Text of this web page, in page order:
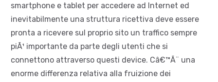
smartphone e tablet per accedere ad Internet ed
inevitabilmente una struttura ricettiva deve essere
pronta a ricevere sul proprio sito un traffico sempre
piÃ¹ importante da parte degli utenti che si
connettono attraverso questi device. Câ€™Ã¨ una
enorme differenza relativa alla fruizione dei